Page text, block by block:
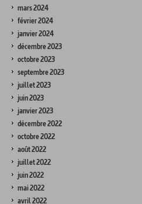
mars 2024
février 2024
janvier 2024
décembre 2023
octobre 2023
septembre 2023
juillet 2023
juin 2023
janvier 2023
décembre 2022
octobre 2022
août 2022
juillet 2022
juin 2022
mai 2022
avril 2022